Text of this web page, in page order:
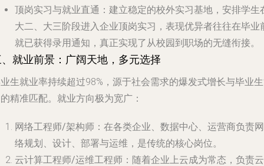
顶岗实习与就业直通 ：建立稳定的校外实习基地，安排学生
大二、大三阶段进入企业顶岗实习，表现优异者往往在毕业
就已获得录用通知，真正实现了从校园到职场的无缝衔接。
就业前景：广阔天地，多元选择
生就业率持续超过98%，源于社会需求的爆发式增长与毕业
精准匹配。就业方向极为宽广：
网络工程师/架构师 ：在各类企业、数据中心、运营商负责网
络规划、设计、部署与运维，是传统的核心岗位。
云计算工程师/运维工程师 ：随着企业上云成为常态，负责云